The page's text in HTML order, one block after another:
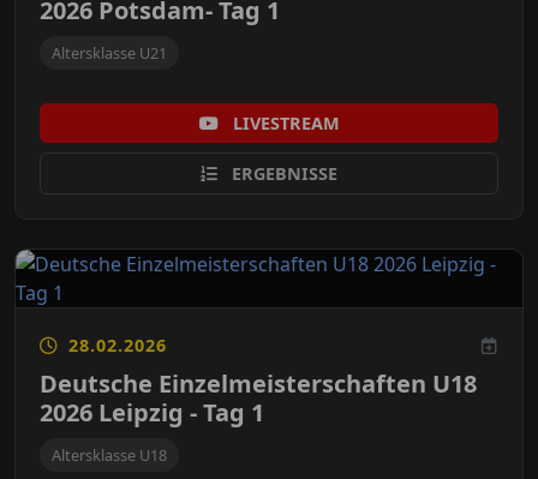
2026 Potsdam- Tag 1
Altersklasse U21
LIVESTREAM
ERGEBNISSE
28.02.2026
Deutsche Einzelmeisterschaften U18
2026 Leipzig - Tag 1
Altersklasse U18